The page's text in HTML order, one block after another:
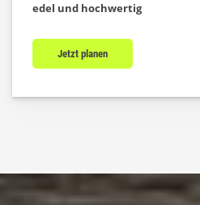
edel und hochwertig
Jetzt planen